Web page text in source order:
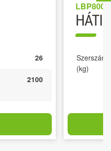
26
2100
HÁTI
Szerszám
(kg)